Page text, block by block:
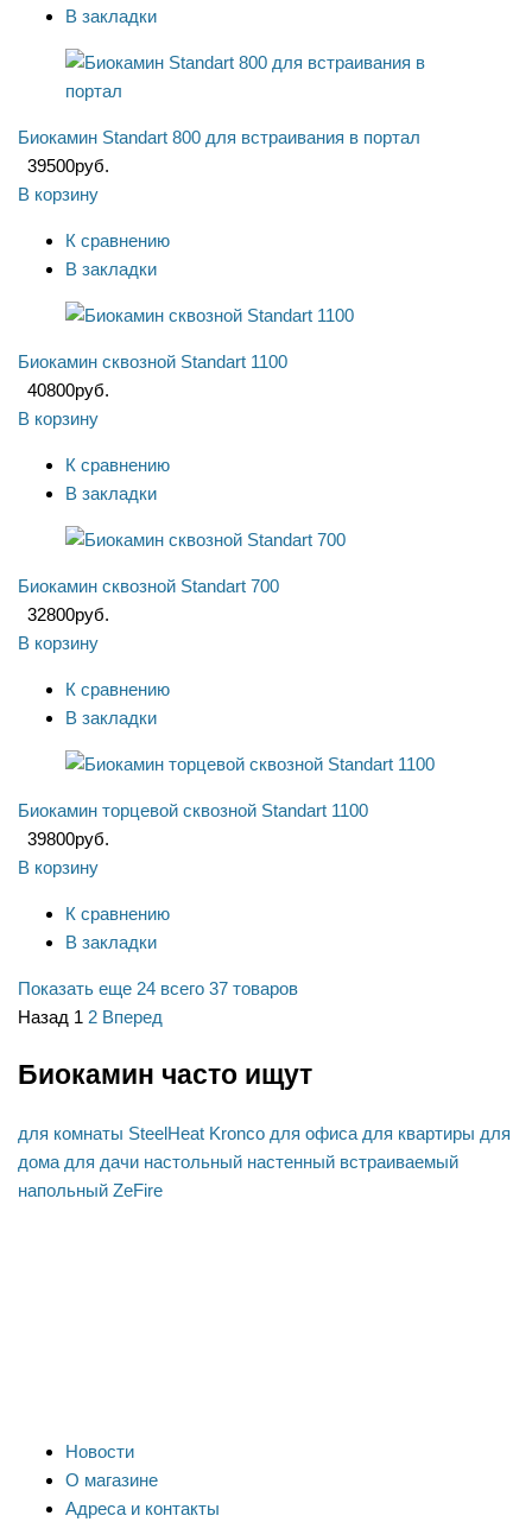
В закладки
Биокамин Standart 800 для встраивания в портал
39500руб.
В корзину
К сравнению
В закладки
Биокамин сквозной Standart 1100
40800руб.
В корзину
К сравнению
В закладки
Биокамин сквозной Standart 700
32800руб.
В корзину
К сравнению
В закладки
Биокамин торцевой сквозной Standart 1100
39800руб.
В корзину
К сравнению
В закладки
Показать еще 24 всего 37 товаров
Назад 1 2 Вперед
Биокамин часто ищут
для комнаты SteelHeat Kronco для офиса для квартиры для
дома для дачи настольный настенный встраиваемый
напольный ZeFire
Новости
О магазине
Адреса и контакты